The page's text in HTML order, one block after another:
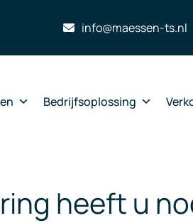
info@maessen-ts.nl
Bedrijfsoplossing
heeft u